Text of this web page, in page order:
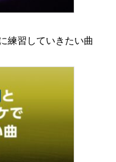
練習していきたい曲